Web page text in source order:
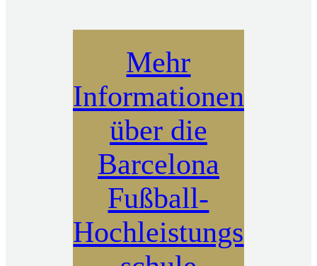
Mehr
Informationen
über die
Barcelona
Fußball-
Hochleistungs